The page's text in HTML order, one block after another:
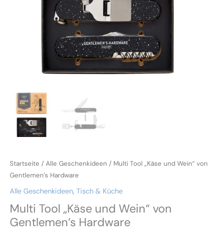
Startseite / Alle Geschenkideen / Multi Tool „Käse und Wein“ von
Gentlemen’s Hardware
Alle Geschenkideen, Tisch & Küche
Multi Tool „Käse und Wein“ von
Gentlemen’s Hardware